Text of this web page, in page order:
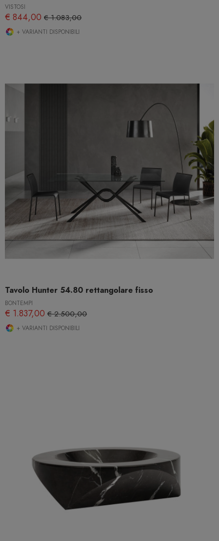
VISTOSI
€ 844,00 € 1.083,00
+ VARIANTI DISPONIBILI
Tavolo Hunter 54.80 rettangolare fisso
BONTEMPI
€ 1.837,00 € 2.500,00
+ VARIANTI DISPONIBILI